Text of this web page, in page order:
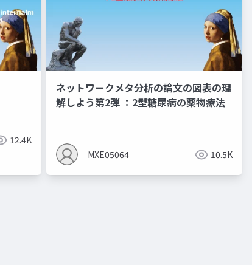
12.4K
ネットワークメタ分析の論文の図表の理
解しよう第2弾 ：2型糖尿病の薬物療法
MXE05064 10.5K